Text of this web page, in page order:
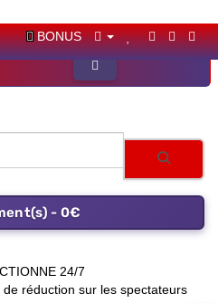
BONUS
- 0€
24/7
réduction sur les spectateurs